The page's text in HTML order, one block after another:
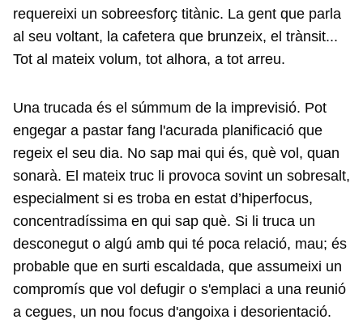
requereixi un sobreesforç titànic. La gent que parla
al seu voltant, la cafetera que brunzeix, el trànsit...
Tot al mateix volum, tot alhora, a tot arreu.
Una trucada és el súmmum de la imprevisió. Pot
engegar a pastar fang l'acurada planificació que
regeix el seu dia. No sap mai qui és, què vol, quan
sonarà. El mateix truc li provoca sovint un sobresalt,
especialment si es troba en estat d’hiperfocus,
concentradíssima en qui sap què. Si li truca un
desconegut o algú amb qui té poca relació, mau; és
probable que en surti escaldada, que assumeixi un
compromís que vol defugir o s'emplaci a una reunió
a cegues, un nou focus d'angoixa i desorientació.